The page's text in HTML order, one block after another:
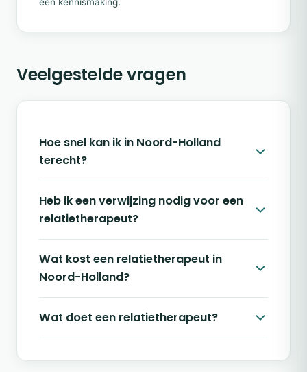
Veelgestelde vragen
Hoe snel kan ik in Noord-Holland
terecht?
Heb ik een verwijzing nodig voor een
relatietherapeut?
Wat kost een relatietherapeut in
Noord-Holland?
Wat doet een relatietherapeut?